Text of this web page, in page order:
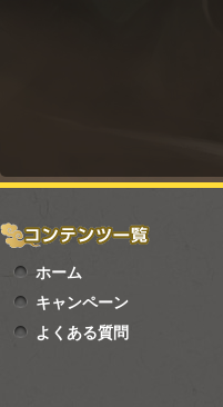
ホーム
キャンペーン
よくある質問